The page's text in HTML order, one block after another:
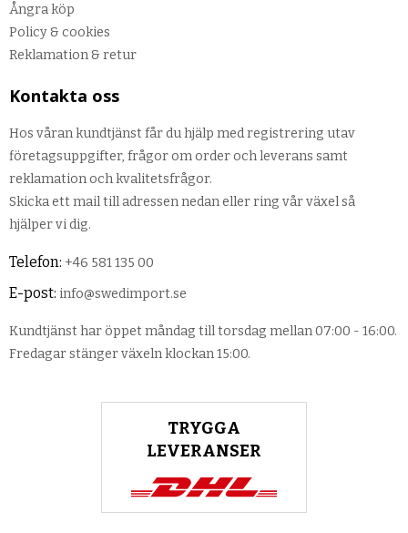
Ångra köp
Policy & cookies
Reklamation & retur
Kontakta oss
Hos våran kundtjänst får du hjälp med registrering utav
företagsuppgifter, frågor om order och leverans samt
reklamation och kvalitetsfrågor.
Skicka ett mail till adressen nedan eller ring vår växel så
hjälper vi dig.
Telefon: +46 581 135 00
E-post: info@swedimport.se
Kundtjänst har öppet måndag till torsdag mellan 07:00 - 16:00.
Fredagar stänger växeln klockan 15:00.
TRYGGA
LEVERANSER